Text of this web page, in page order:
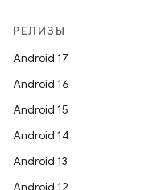
РЕЛИЗЫ
Android 17
Android 16
Android 15
Android 14
Android 13
Android 12